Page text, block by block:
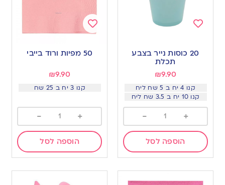
20 כוסות נייר בצבע
תכלת
₪9.90
קנו 4 יח ב 5 שח ליח
קנו 10 יח ב 3.5 שח ליח
+
-
הוספה לסל
50 מפיות ורוד בייבי
₪9.90
קנו 3 יח ב 25 שח
+
-
הוספה לסל